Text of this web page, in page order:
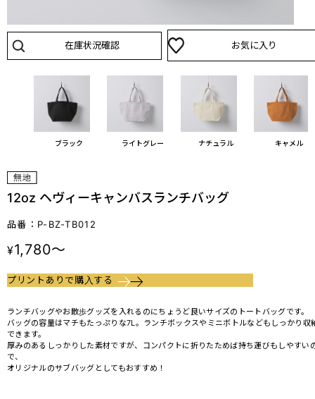
在庫状況確認 お気に入り
ブラック ライトグレー ナチュラル キャメル
12oz ヘヴィーキャンバスランチバッグ
品番：P-BZ-TB012
¥1,780～
プリントありで購入する
ランチバッグやお散歩グッズを入れるのにちょうど良いサイズのトートバッグです。
バッグの容量はマチもたっぷりな7L。ランチボックスやミニボトルなどもしっかり収
できます。
厚みのあるしっかりした素材ですが、コンパクトに折りたためば持ち運びもしやすい
で、
オリジナルのサブバッグとしてもおすすめ！